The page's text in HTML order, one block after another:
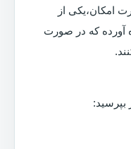
امکان،یکی از
آورده که در صورت
بپرسید: